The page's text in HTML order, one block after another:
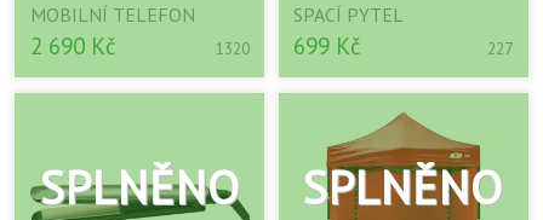
MOBILNÍ TELEFON
2 690 Kč 1320
SPACÍ PYTEL
699 Kč 227